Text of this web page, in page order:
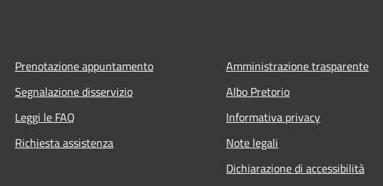
Prenotazione appuntamento
Segnalazione disservizio
Leggi le FAQ
Richiesta assistenza
Amministrazione trasparente
Albo Pretorio
Informativa privacy
Note legali
Dichiarazione di accessibilità